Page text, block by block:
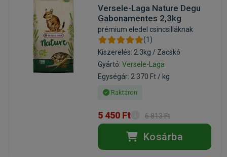
Versele-Laga Nature Degu
Gabonamentes 2,3kg
prémium eledel csincsilláknak
(1)
Kiszerelés: 2.3kg / Zacskó
Gyártó: Versele-Laga
Egységár: 2 370 Ft / kg
Raktáron
5 450 Ft 6 813 Ft
Kosárba